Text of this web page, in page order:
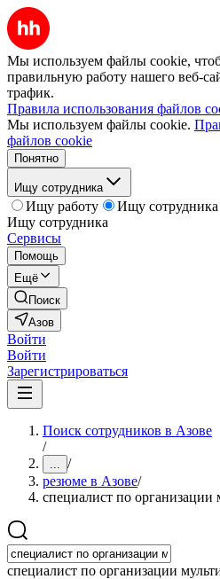
Мы используем файлы cookie,
правильную работу нашего веб-
трафик.
Правила использования файлов
Мы используем файлы cookie.
файлов cookie
Понятно
Ищу сотрудника
Ищу работу
Ищу сотрудника
Ищу сотрудника
Сервисы
Помощь
Ещё
Поиск
Азов
Войти
Войти
Зарегистрироваться
Поиск сотрудников в Азове
/
... /
резюме в Азове/
специалист по организации
специалист по организации